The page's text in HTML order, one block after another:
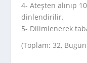
4- Ateşten alınıp
dinlendirilir.
5- Dilimlenerek
(Toplam: 32,